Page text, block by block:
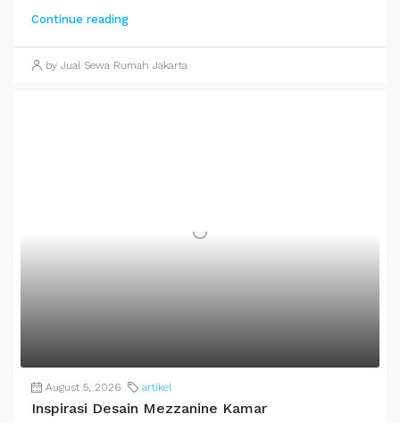
Continue reading
by Jual Sewa Rumah Jakarta
August 5, 2026 artikel
Inspirasi Desain Mezzanine Kamar